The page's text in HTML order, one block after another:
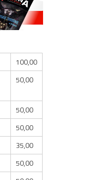
100,00
50,00
50,00
50,00
35,00
50,00